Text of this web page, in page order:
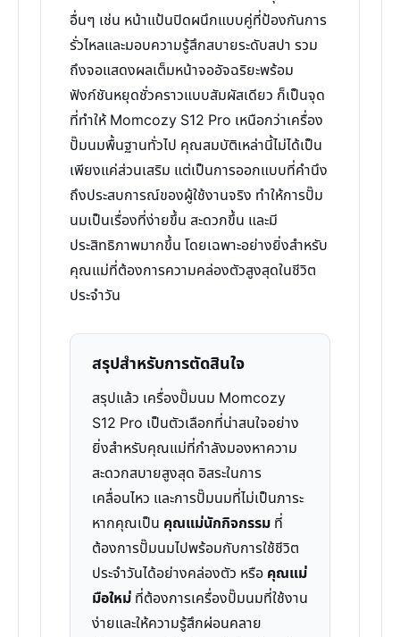
อื่นๆ เช่น หน้าแป้นปิดผนึกแบบคู่ที่ป้องกันการ
รั่วไหลและมอบความรู้สึกสบายระดับสปา รวม
ถึงจอแสดงผลเต็มหน้าจออัจฉริยะพร้อม
ฟังก์ชันหยุดชั่วคราวแบบสัมผัสเดียว ก็เป็นจุด
ที่ทำให้ Momcozy S12 Pro เหนือกว่าเครื่อง
ปั๊มนมพื้นฐานทั่วไป คุณสมบัติเหล่านี้ไม่ได้เป็น
เพียงแค่ส่วนเสริม แต่เป็นการออกแบบที่คำนึง
ถึงประสบการณ์ของผู้ใช้งานจริง ทำให้การปั๊ม
นมเป็นเรื่องที่ง่ายขึ้น สะดวกขึ้น และมี
ประสิทธิภาพมากขึ้น โดยเฉพาะอย่างยิ่งสำหรับ
คุณแม่ที่ต้องการความคล่องตัวสูงสุดในชีวิต
ประจำวัน
สรุปสำหรับการตัดสินใจ
สรุปแล้ว เครื่องปั๊มนม Momcozy
S12 Pro เป็นตัวเลือกที่น่าสนใจอย่าง
ยิ่งสำหรับคุณแม่ที่กำลังมองหาความ
สะดวกสบายสูงสุด อิสระในการ
เคลื่อนไหว และการปั๊มนมที่ไม่เป็นภาระ
หากคุณเป็น คุณแม่นักกิจกรรม ที่
ต้องการปั๊มนมไปพร้อมกับการใช้ชีวิต
ประจำวันได้อย่างคล่องตัว หรือ คุณแม่
มือใหม่ ที่ต้องการเครื่องปั๊มนมที่ใช้งาน
ง่ายและให้ความรู้สึกผ่อนคลาย